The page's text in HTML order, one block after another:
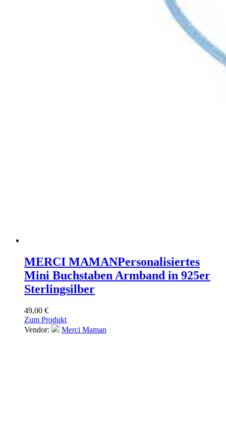
MERCI MAMANPersonalisiertes
Mini Buchstaben Armband in 925er
Sterlingsilber
49,00 €
Zum Produkt
Vendor:
Merci Maman